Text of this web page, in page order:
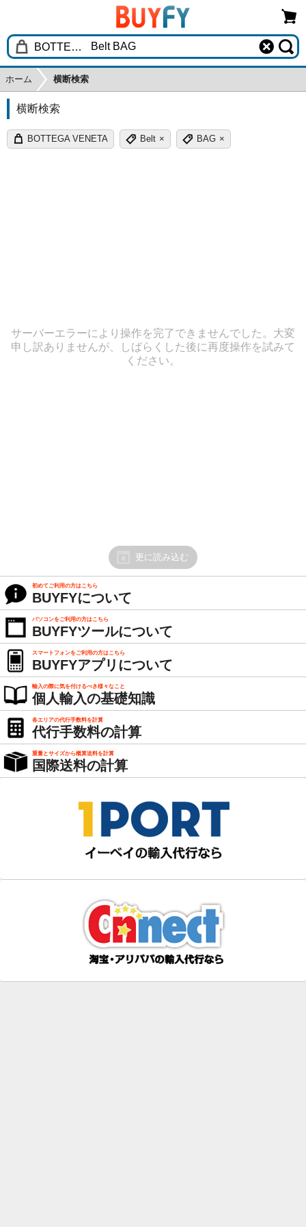
ホーム 横断検索
横断検索
BOTTEGA VENETA Belt × BAG ×
サーバーエラーにより操作を完了できませんでした。大変
申し訳ありませんが、しばらくした後に再度操作を試みて
ください。
更に読み込む
初めてご利用の方はこちら
BUYFYについて
パソコンをご利用の方はこちら
BUYFYツールについて
スマートフォンをご利用の方はこちら
BUYFYアプリについて
輸入の際に気を付けるべき様々なこと
個人輸入の基礎知識
各エリアの代行手数料を計算
代行手数料の計算
重量とサイズから概算送料を計算
国際送料の計算